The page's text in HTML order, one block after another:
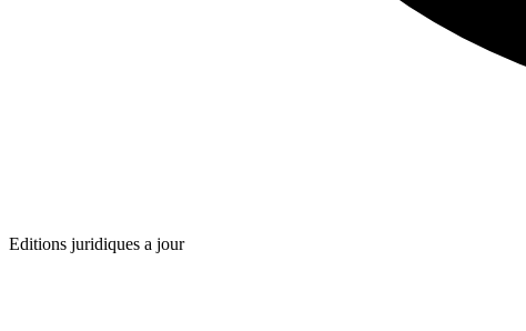
Editions juridiques a jour